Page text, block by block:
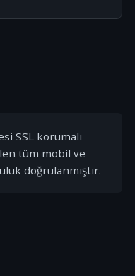
SSL korumalı
tüm mobil ve
doğrulanmıştır.